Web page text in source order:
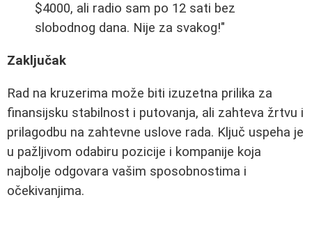
$4000, ali radio sam po 12 sati bez
slobodnog dana. Nije za svakog!"
Zaključak
Rad na kruzerima može biti izuzetna prilika za
finansijsku stabilnost i putovanja, ali zahteva žrtvu i
prilagodbu na zahtevne uslove rada. Ključ uspeha je
u pažljivom odabiru pozicije i kompanije koja
najbolje odgovara vašim sposobnostima i
očekivanjima.